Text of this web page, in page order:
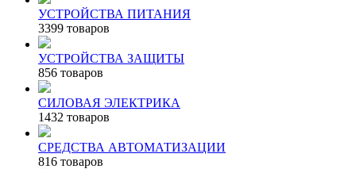
УСТРОЙСТВА ПИТАНИЯ
3399 товаров
УСТРОЙСТВА ЗАЩИТЫ
856 товаров
СИЛОВАЯ ЭЛЕКТРИКА
1432 товаров
СРЕДСТВА АВТОМАТИЗАЦИИ
816 товаров